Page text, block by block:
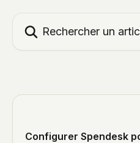
Configurer Spendesk